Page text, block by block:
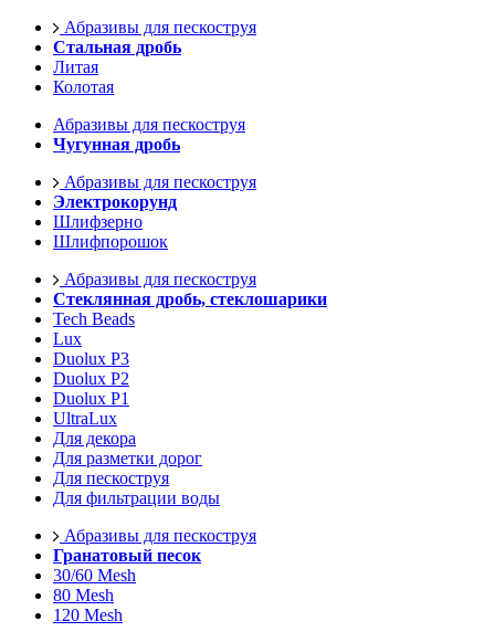
Абразивы для пескоструя
Стальная дробь
Литая
Колотая
Абразивы для пескоструя
Чугунная дробь
Абразивы для пескоструя
Электрокорунд
Шлифзерно
Шлифпорошок
Абразивы для пескоструя
Стеклянная дробь, стеклошарики
Tech Beads
Lux
Duolux P3
Duolux P2
Duolux P1
UltraLux
Для декора
Для разметки дорог
Для пескоструя
Для фильтрации воды
Абразивы для пескоструя
Гранатовый песок
30/60 Mesh
80 Mesh
120 Mesh